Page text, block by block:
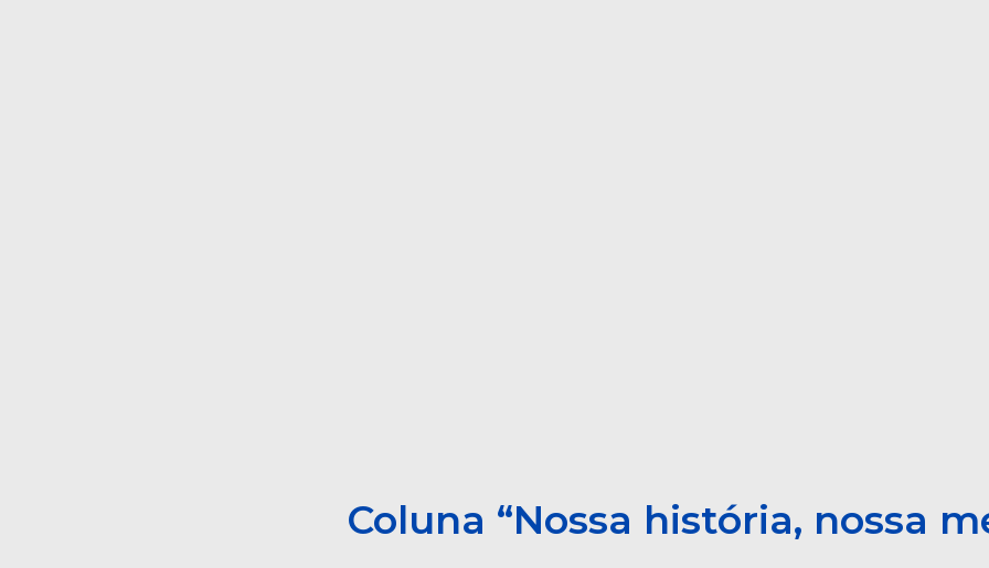
Coluna “Nossa história, nossa